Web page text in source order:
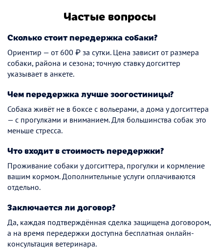
Частые вопросы
Сколько стоит передержка собаки?
Ориентир — от 600 ₽ за сутки. Цена зависит от размера
собаки, района и сезона; точную ставку догситтер
указывает в анкете.
Чем передержка лучше зоогостиницы?
Собака живёт не в боксе с вольерами, а дома у догситтера
— с прогулками и вниманием. Для большинства собак это
меньше стресса.
Что входит в стоимость передержки?
Проживание собаки у догситтера, прогулки и кормление
вашим кормом. Дополнительные услуги оплачиваются
отдельно.
Заключается ли договор?
Да, каждая подтверждённая сделка защищена договором,
а на время передержки доступна бесплатная онлайн-
консультация ветеринара.